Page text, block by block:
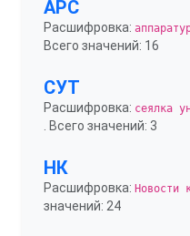
АРС
Расшифровка:
Всего значений: 16
СУТ
Расшифровка: сеялка
. Всего значений: 3
НК
Расшифровка: Новости
значений: 24